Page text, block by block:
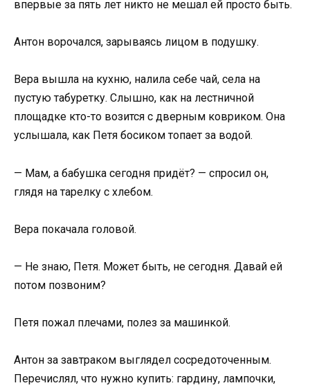
впервые за пять лет никто не мешал ей просто быть.
Антон ворочался, зарываясь лицом в подушку.
Вера вышла на кухню, налила себе чай, села на
пустую табуретку. Слышно, как на лестничной
площадке кто-то возится с дверным ковриком. Она
услышала, как Петя босиком топает за водой.
— Мам, а бабушка сегодня придёт? — спросил он,
глядя на тарелку с хлебом.
Вера покачала головой.
— Не знаю, Петя. Может быть, не сегодня. Давай ей
потом позвоним?
Петя пожал плечами, полез за машинкой.
Антон за завтраком выглядел сосредоточенным.
Перечислял, что нужно купить: гардину, лампочки,